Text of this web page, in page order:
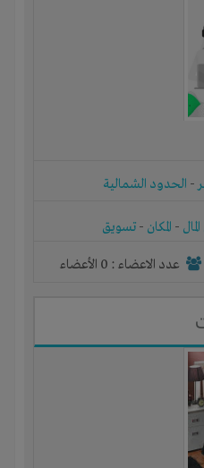
- الحدود الشمالية
- المكان - تسويق
عدد الاعضاء : 0 الأعضاء